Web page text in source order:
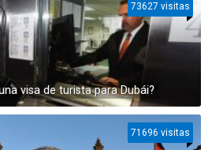
visa de turista para Dubái?
73627 visitas
71696 visitas